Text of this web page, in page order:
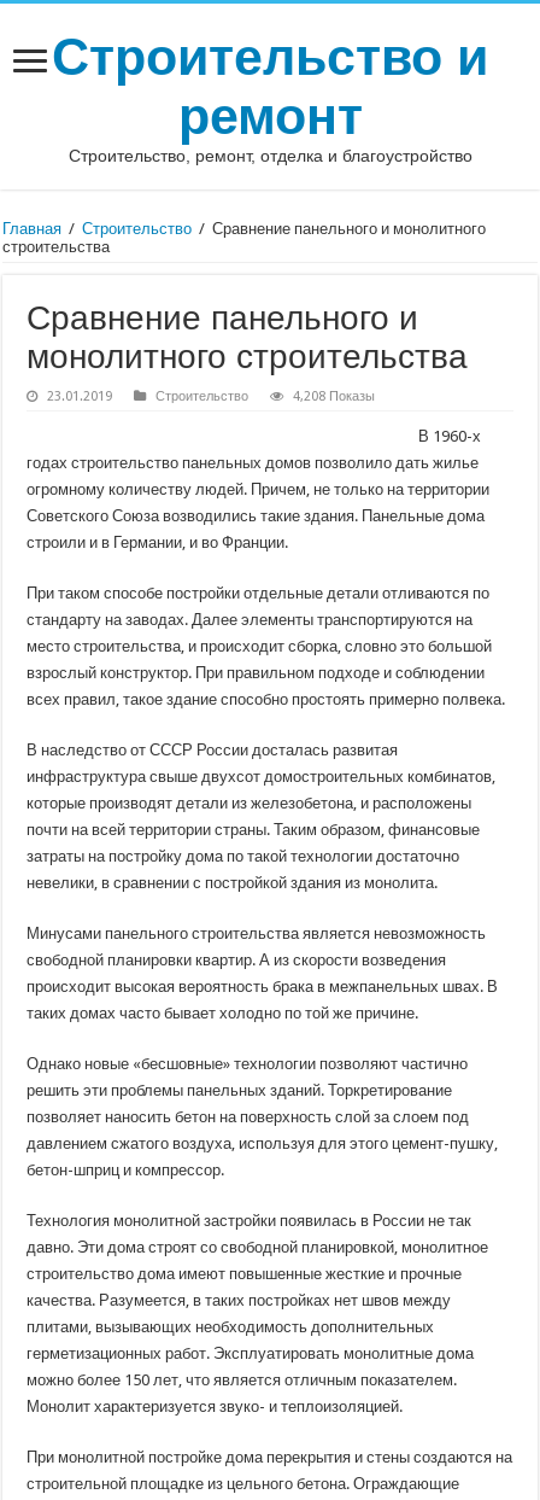
Строительство и
ремонт
Строительство, ремонт, отделка и благоустройство
Главная / Строительство / Сравнение панельного и монолитного
строительства
Сравнение панельного и
монолитного строительства
23.01.2019 Строительство 4,208 Показы
В 1960-х
годах строительство панельных домов позволило дать жилье
огромному количеству людей. Причем, не только на территории
Советского Союза возводились такие здания. Панельные дома
строили и в Германии, и во Франции.
При таком способе постройки отдельные детали отливаются по
стандарту на заводах. Далее элементы транспортируются на
место строительства, и происходит сборка, словно это большой
взрослый конструктор. При правильном подходе и соблюдении
всех правил, такое здание способно простоять примерно полвека.
В наследство от СССР России досталась развитая
инфраструктура свыше двухсот домостроительных комбинатов,
которые производят детали из железобетона, и расположены
почти на всей территории страны. Таким образом, финансовые
затраты на постройку дома по такой технологии достаточно
невелики, в сравнении с постройкой здания из монолита.
Минусами панельного строительства является невозможность
свободной планировки квартир. А из скорости возведения
происходит высокая вероятность брака в межпанельных швах. В
таких домах часто бывает холодно по той же причине.
Однако новые «бесшовные» технологии позволяют частично
решить эти проблемы панельных зданий. Торкретирование
позволяет наносить бетон на поверхность слой за слоем под
давлением сжатого воздуха, используя для этого цемент-пушку,
бетон-шприц и компрессор.
Технология монолитной застройки появилась в России не так
давно. Эти дома строят со свободной планировкой, монолитное
строительство дома имеют повышенные жесткие и прочные
качества. Разумеется, в таких постройках нет швов между
плитами, вызывающих необходимость дополнительных
герметизационных работ. Эксплуатировать монолитные дома
можно более 150 лет, что является отличным показателем.
Монолит характеризуется звуко- и теплоизоляцией.
При монолитной постройке дома перекрытия и стены создаются на
строительной площадке из цельного бетона. Ограждающие